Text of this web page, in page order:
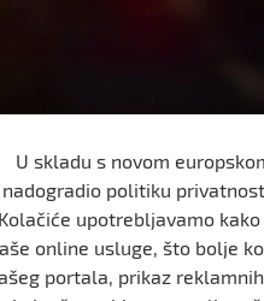
je u 1:20 preminuo od
događajem.
stan po nož i ubio ga
navodno ovisnici o drogi.
U skladu s novom
nadogradio politiku
Kolačiće upotrebljavamo
online usluge, što bolje
portala, prikaz